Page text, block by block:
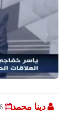
دينا محمد 15/04/2026